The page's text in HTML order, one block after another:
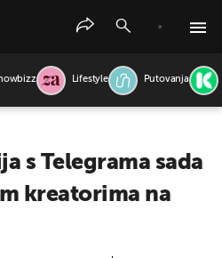
Lifestyle Putovanja
s Telegrama sada
kreatorima na